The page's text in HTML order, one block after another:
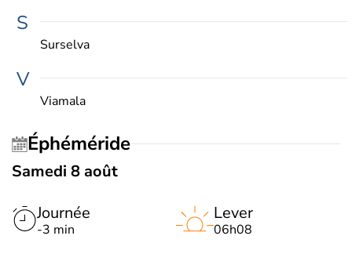
S
Surselva
V
Viamala
Éphéméride
Samedi 8 août
Journée
-3 min
Lever
06h08